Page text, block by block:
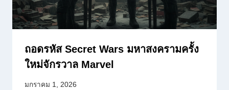
ถอดรหัส Secret Wars มหาสงครามครั้ง
ใหม่จักรวาล Marvel
มกราคม 1, 2026